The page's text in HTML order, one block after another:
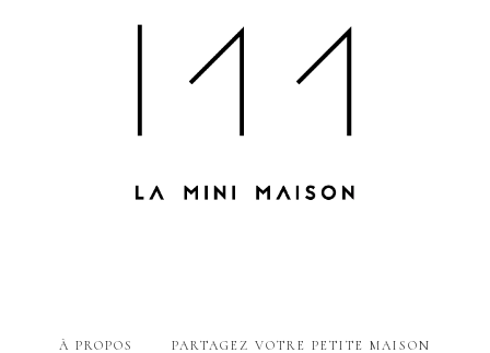
À PROPOS PARTAGEZ VOTRE PETITE MAISON